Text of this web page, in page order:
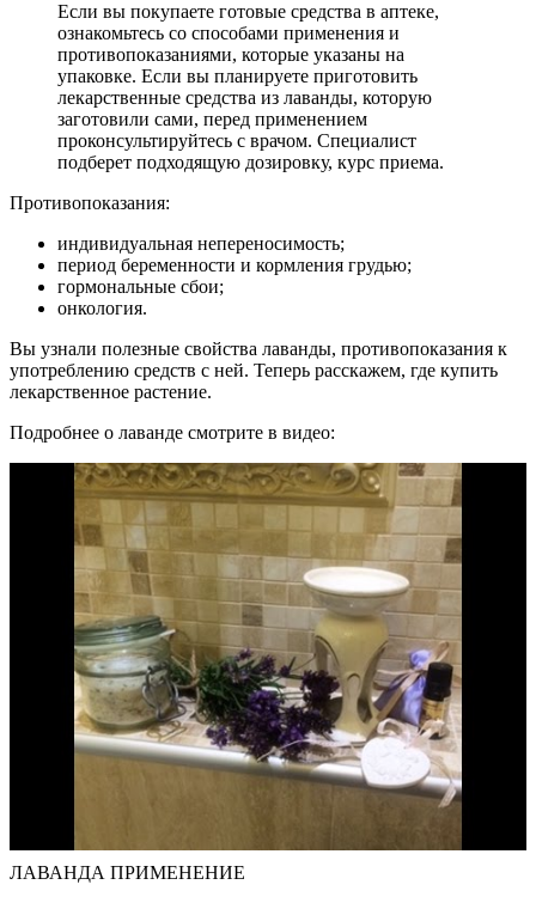
Если вы покупаете готовые средства в аптеке,
ознакомьтесь со способами применения и
противопоказаниями, которые указаны на
упаковке. Если вы планируете приготовить
лекарственные средства из лаванды, которую
заготовили сами, перед применением
проконсультируйтесь с врачом. Специалист
подберет подходящую дозировку, курс приема.
Противопоказания:
индивидуальная непереносимость;
период беременности и кормления грудью;
гормональные сбои;
онкология.
Вы узнали полезные свойства лаванды, противопоказания к
употреблению средств с ней. Теперь расскажем, где купить
лекарственное растение.
Подробнее о лаванде смотрите в видео:
ЛАВАНДА ПРИМЕНЕНИЕ